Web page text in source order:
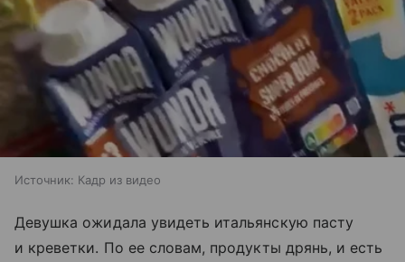
Источник: Кадр из видео
Девушка ожидала увидеть итальянскую пасту
и креветки. По ее словам, продукты дрянь, и есть